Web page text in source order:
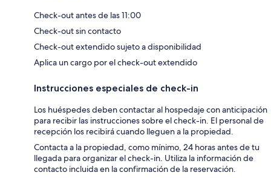
Check-out antes de las 11:00
Check-out sin contacto
Check-out extendido sujeto a disponibilidad
Aplica un cargo por el check-out extendido
Instrucciones especiales de check-in
Los huéspedes deben contactar al hospedaje con anticipación
para recibir las instrucciones sobre el check-in. El personal de
recepción los recibirá cuando lleguen a la propiedad.
Contacta a la propiedad, como mínimo, 24 horas antes de tu
llegada para organizar el check-in. Utiliza la información de
contacto incluida en la confirmación de la reservación.